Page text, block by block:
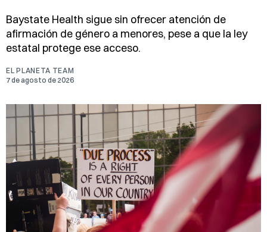
Baystate Health sigue sin ofrecer atención de
afirmación de género a menores, pese a que la ley
estatal protege ese acceso.
EL PLANETA TEAM
7 de agosto de 2026